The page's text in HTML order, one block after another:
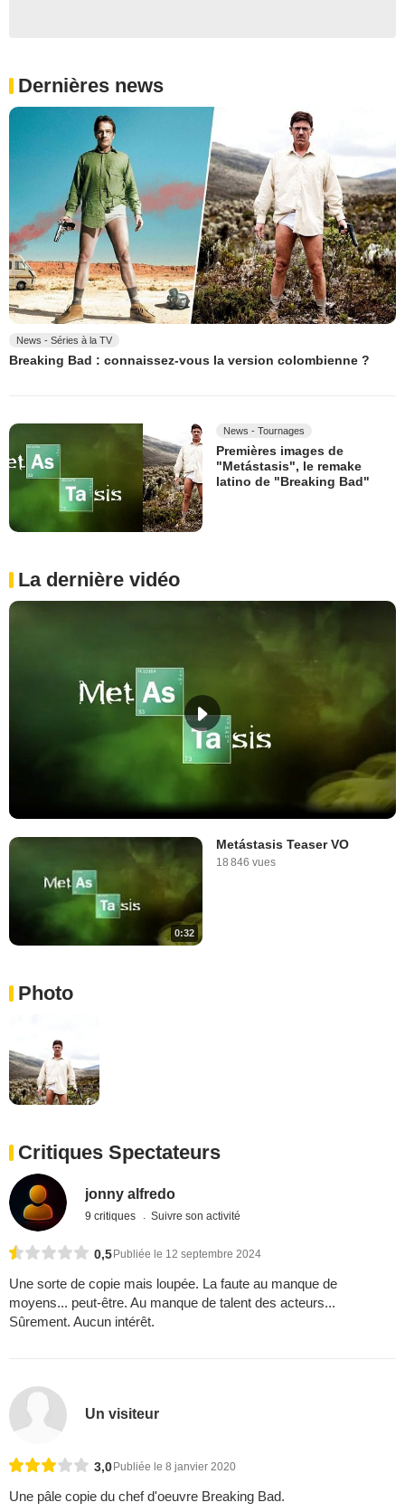
Dernières news
News - Séries à la TV
Breaking Bad : connaissez-vous la version colombienne ?
News - Tournages
Premières images de
"Metástasis", le remake
latino de "Breaking Bad"
La dernière vidéo
0:32
Metástasis Teaser VO
18 846 vues
Photo
Critiques Spectateurs
jonny alfredo
9 critiques Suivre son activité
0,5 Publiée le 12 septembre 2024
Une sorte de copie mais loupée. La faute au manque de
moyens... peut-être. Au manque de talent des acteurs...
Sûrement. Aucun intérêt.
Un visiteur
3,0 Publiée le 8 janvier 2020
Une pâle copie du chef d'oeuvre Breaking Bad.